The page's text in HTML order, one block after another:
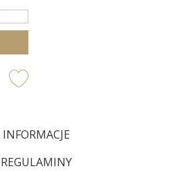
INFORMACJE
REGULAMINY